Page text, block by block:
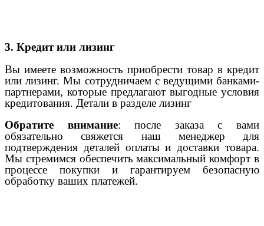
3. Кредит или лизинг
Вы имеете возможность приобрести товар в кредит
или лизинг. Мы сотрудничаем с ведущими банками-
партнерами, которые предлагают выгодные условия
кредитования. Детали в разделе лизинг
Обратите внимание: после заказа с вами
обязательно свяжется наш менеджер для
подтверждения деталей оплаты и доставки товара.
Мы стремимся обеспечить максимальный комфорт в
процессе покупки и гарантируем безопасную
обработку ваших платежей.